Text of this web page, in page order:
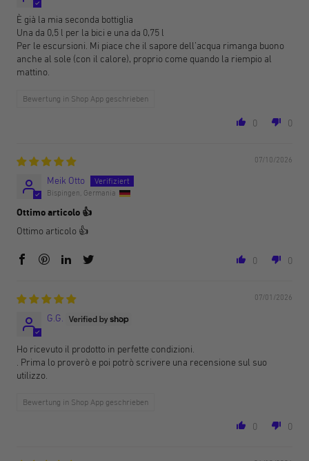
È già la mia seconda bottiglia
Una da 0,5 l per la bici e una da 0,75 l
Per le escursioni. Mi piace che il sapore dell’acqua rimanga buono
anche al sole (con il calore), proprio come quando la riempio al
mattino.
Bewertung in Shop App geschrieben
0 0
07/10/2026
Meik Otto
Bispingen, Germania
Ottimo articolo 👍
Ottimo articolo 👍
0 0
07/01/2026
G.G.
Ho ricevuto il prodotto in perfette condizioni.
. Prima lo proverò e poi potrò scrivere una recensione sul suo
utilizzo.
Bewertung in Shop App geschrieben
0 0